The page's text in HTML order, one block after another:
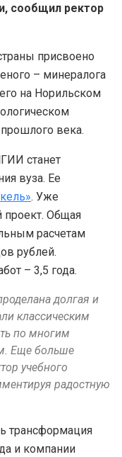
сообщил ректор
присвоено
– минералога
на Норильском
века.
станет
вуза. Ее
. Уже
проект. Общая
расчетам
рублей.
– 3,5 года.
долгая и
классическим
по многим
Еще больше
учебного
радостную
трансформация
и компании